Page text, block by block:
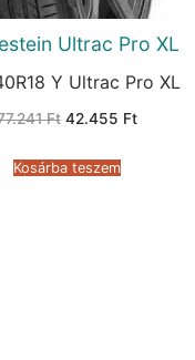
Ultrac Pro XL
Y Ultrac Pro XL
Ft Original
77.241 Ft.
42.455 FtCurrent
Kosárba teszem